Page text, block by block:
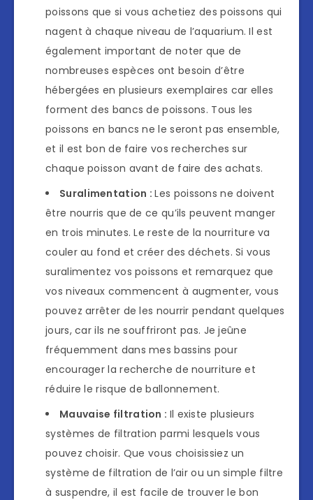
poissons que si vous achetiez des poissons qui
nagent à chaque niveau de l’aquarium. Il est
également important de noter que de
nombreuses espèces ont besoin d’être
hébergées en plusieurs exemplaires car elles
forment des bancs de poissons. Tous les
poissons en bancs ne le seront pas ensemble,
et il est bon de faire vos recherches sur
chaque poisson avant de faire des achats.
Suralimentation :Les poissons ne doivent
être nourris que de ce qu’ils peuvent manger
en trois minutes. Le reste de la nourriture va
couler au fond et créer des déchets. Si vous
suralimentez vos poissons et remarquez que
vos niveaux commencent à augmenter, vous
pouvez arrêter de les nourrir pendant quelques
jours, car ils ne souffriront pas. Je jeûne
fréquemment dans mes bassins pour
encourager la recherche de nourriture et
réduire le risque de ballonnement.
Mauvaise filtration : Il existe plusieurs
systèmes de filtration parmi lesquels vous
pouvez choisir. Que vous choisissiez un
système de filtration de l’air ou un simple filtre
à suspendre, il est facile de trouver le bon